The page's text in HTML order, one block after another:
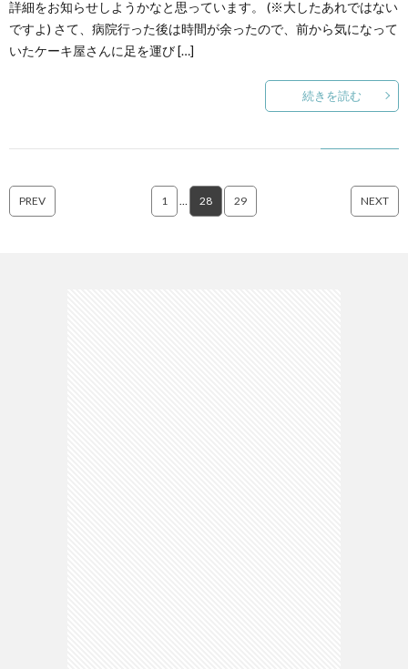
詳細をお知らせしようかなと思っています。 (※大したあれではない
ですよ) さて、病院行った後は時間が余ったので、前から気になって
いたケーキ屋さんに足を運び […]
続きを読む
PREV 1 28 29 NEXT